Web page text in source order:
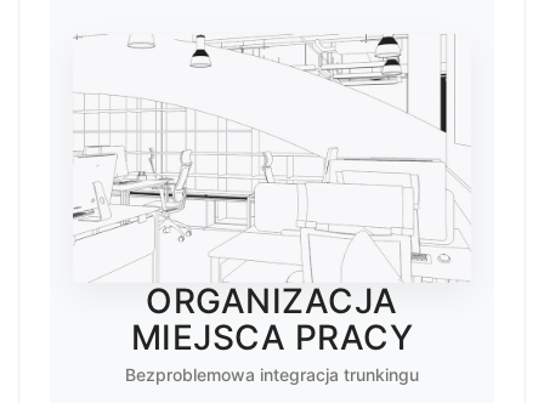
ORGANIZACJA
MIEJSCA PRACY
Bezproblemowa integracja trunkingu